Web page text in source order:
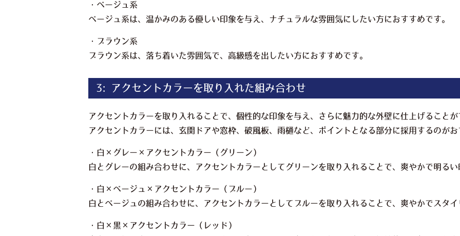
・ベージュ系
ベージュ系は、温かみのある優しい印象を与え、ナチュラルな雰囲気にしたい方におすすめです。
・ブラウン系
ブラウン系は、落ち着いた雰囲気で、高級感を出したい方におすすめです。
3: アクセントカラーを取り入れた組み合わせ
アクセントカラーを取り入れることで、個性的な印象を与え、さらに魅力的な外壁に仕上げることが
アクセントカラーには、玄関ドアや窓枠、破風板、雨樋など、ポイントとなる部分に採用するのがお
・白×グレー×アクセントカラー（グリーン）
白とグレーの組み合わせに、アクセントカラーとしてグリーンを取り入れることで、爽やかで明るい
・白×ベージュ×アクセントカラー（ブルー）
白とベージュの組み合わせに、アクセントカラーとしてブルーを取り入れることで、爽やかでスタイ
・白×黒×アクセントカラー（レッド）